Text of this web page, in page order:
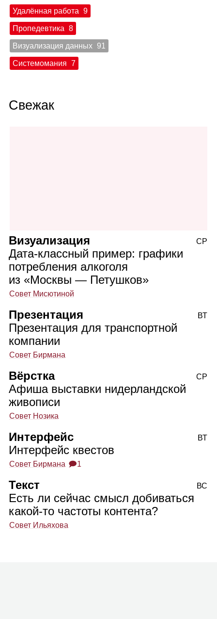
Удалённая работа 9
Пропедевтика 8
Визуализация данных 91
Системомания 7
Свежак
Визуализация
Дата‑классный пример: графики
потребления алкоголя
из «Москвы — Петушков»
Совет Мисютиной
СР
Презентация
Презентация для транспортной
компании
Совет Бирмана
ВТ
Вёрстка
Афиша выставки нидерландской
живописи
Совет Нозика
СР
Интерфейс
Интерфейс квестов
Совет Бирмана 🗩1
ВТ
Текст
Есть ли сейчас смысл добиваться
какой‑то частоты контента?
Совет Ильяхова
ВС